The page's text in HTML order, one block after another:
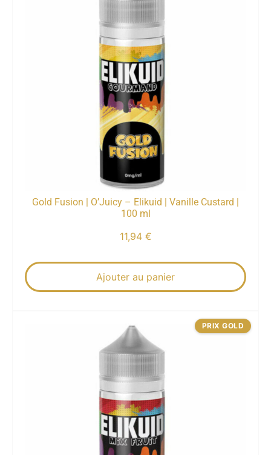
Gold Fusion | O’Juicy – Elikuid | Vanille Custard |
100 ml
11,94 €
Ajouter au panier
PRIX GOLD